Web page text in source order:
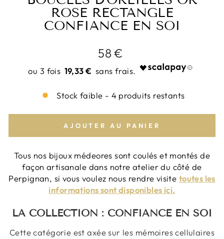
ROSE RECTANGLE
CONFIANCE EN SOI
Prix
58 €
19,33 €
Stock faible - 4 produits restants
AJOUTER AU PANIER
Tous nos bijoux médeores sont coulés et montés de
façon artisanale dans notre atelier du côté de
Perpignan, si vous voulez nous rendre visite toutes les
informations sont disponibles ici.
LA COLLECTION : CONFIANCE EN SOI
Cette catégorie est axée sur les mémoires cellulaires